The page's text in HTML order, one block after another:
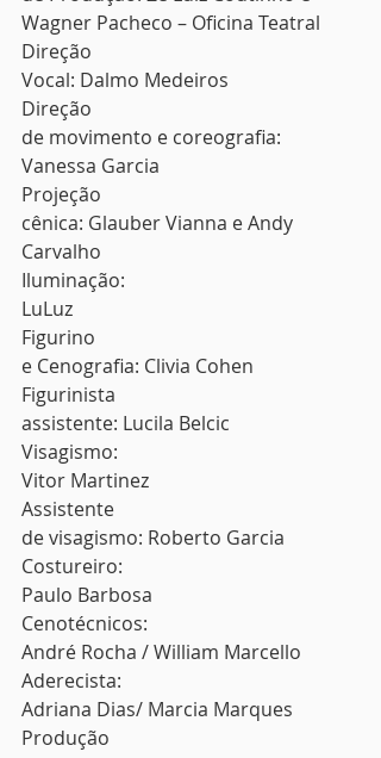
Wagner Pacheco – Oficina Teatral
Direção
Vocal: Dalmo Medeiros
Direção
de movimento e coreografia:
Vanessa Garcia
Projeção
cênica: Glauber Vianna e Andy
Carvalho
Iluminação:
LuLuz
Figurino
e Cenografia: Clivia Cohen
Figurinista
assistente: Lucila Belcic
Visagismo:
Vitor Martinez
Assistente
de visagismo: Roberto Garcia
Costureiro:
Paulo Barbosa
Cenotécnicos:
André Rocha / William Marcello
Aderecista:
Adriana Dias/ Marcia Marques
Produção